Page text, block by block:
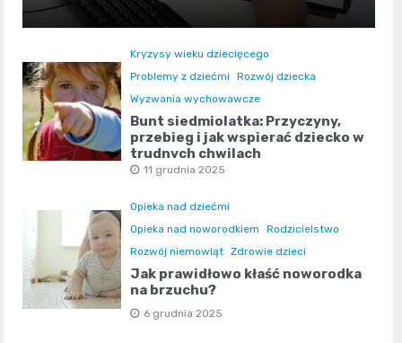
Kryzysy wieku dziecięcego
Problemy z dziećmi
Rozwój dziecka
Wyzwania wychowawcze
Bunt siedmiolatka: Przyczyny,
przebieg i jak wspierać dziecko w
trudnych chwilach
11 grudnia 2025
Opieka nad dziećmi
Opieka nad noworodkiem
Rodzicielstwo
Rozwój niemowląt Zdrowie dzieci
Jak prawidłowo kłaść noworodka
na brzuchu?
6 grudnia 2025